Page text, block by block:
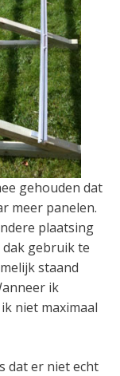
gehouden dat
meer panelen.
plaatsing
dak gebruik te
staand
ik
niet maximaal
dat er niet echt